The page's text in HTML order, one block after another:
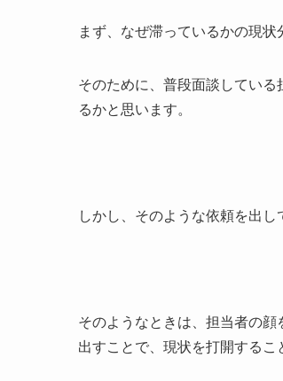
まず、なぜ滞っているかの現
そのために、普段面談してい
るかと思います。
しかし、そのような依頼を出し
そのようなときは、担当者の
出すことで、現状を打開するこ